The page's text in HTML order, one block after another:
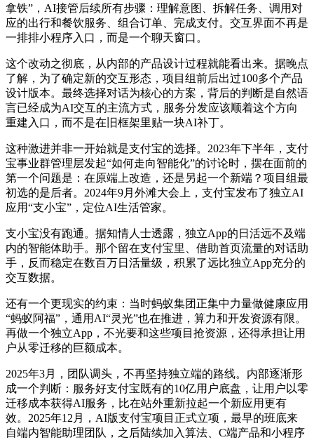
拿铁”，AI接管后续所有步骤：理解意图、拆解任务、调用对
应的出行和餐饮服务、组合订单、完成支付。交互界面不再是
一排排小程序入口，而是一个聊天窗口。
这个改动之彻底，从内部的产品设计过程就能看出来。据晚点
了解，为了确定新的交互形态，项目组前后出过100多个产品
设计版本。最终选择对话为核心的方案，背后的判断是自然语
言已经成为AI交互的主流方式，服务分发应该顺着这个方向
重建入口，而不是在旧框架里贴一块AI补丁。
这种激进并非一开始就是支付宝的选择。2023年下半年，支付
宝事业群管理层发起“如何走向智能化”的讨论时，摆在面前的
第一个问题是：在原端上改造，还是另起一个新端？项目组最
初选的是后者。2024年9月外滩大会上，支付宝发布了独立AI
应用“支小宝”，定位AI生活管家。
支小宝没有跑通。据知情人士透露，独立App的日活远不及端
内的智能体助手。那个留在支付宝里、借助首页流量的对话助
手，反而稳定在数百万日活量级，积累了远比独立App充分的
交互数据。
还有一个更现实的约束：当时蚂蚁集团正集中力量做健康应用
“蚂蚁阿福”，通用AI“灵光”也在推进，算力和开发资源有限。
再做一个独立App，不光要和这些项目抢资源，还得承担让用
户从零迁移的巨额成本。
2025年3月，团队调头，不再坚持独立端的路线。内部逐渐形
成一个判断：服务好支付宝既有的10亿用户底盘，让用户以零
迁移成本获得AI服务，比在站外重新拉起一个新应用更有
效。2025年12月，AI版支付宝项目正式立项，最早的班底来
自端内智能助理团队，之后陆续加入算法、C端产品和小程序